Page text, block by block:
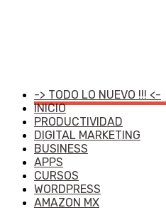
-> TODO LO NUEVO !!! <-
INICIO
PRODUCTIVIDAD
DIGITAL MARKETING
BUSINESS
APPS
CURSOS
WORDPRESS
AMAZON MX